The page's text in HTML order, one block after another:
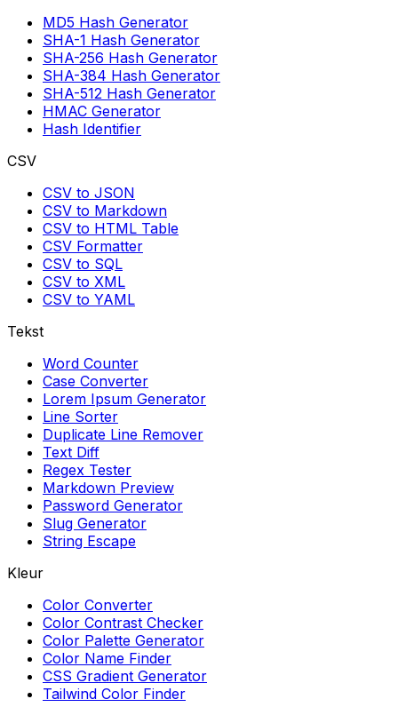
MD5 Hash Generator
SHA-1 Hash Generator
SHA-256 Hash Generator
SHA-384 Hash Generator
SHA-512 Hash Generator
HMAC Generator
Hash Identifier
CSV
CSV to JSON
CSV to Markdown
CSV to HTML Table
CSV Formatter
CSV to SQL
CSV to XML
CSV to YAML
Tekst
Word Counter
Case Converter
Lorem Ipsum Generator
Line Sorter
Duplicate Line Remover
Text Diff
Regex Tester
Markdown Preview
Password Generator
Slug Generator
String Escape
Kleur
Color Converter
Color Contrast Checker
Color Palette Generator
Color Name Finder
CSS Gradient Generator
Tailwind Color Finder